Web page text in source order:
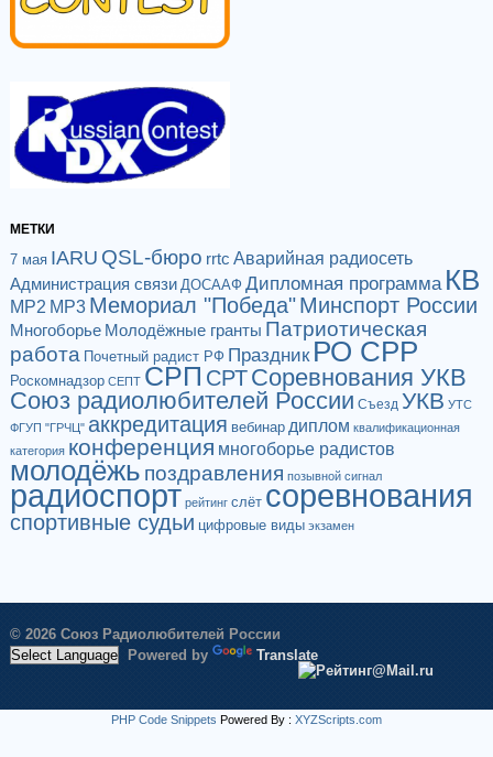
МЕТКИ
7 мая IARU QSL-бюро rrtc Аварийная радиосеть
Администрация связи ДОСААФ Дипломная программа КВ
МР2 МР3 Мемориал "Победа"Минспорт России
Многоборье Молодёжные гранты Патриотическая
работа Почетный радист РФ Праздник РО СРР
Роскомнадзор СЕПТ СРП СРТСоревнования УКВ
Союз радиолюбителей России Съезд УКВ УТС
ФГУП "ГРЧЦ" аккредитация вебинар диплом квалификационная
категория конференция многоборье радистов
молодёжь поздравления позывной сигнал
радиоспорт рейтинг слёт соревнования
спортивные судьи цифровые виды экзамен
© 2026 Союз Радиолюбителей России
Powered by
Translate
PHP Code Snippets Powered By : XYZScripts.com